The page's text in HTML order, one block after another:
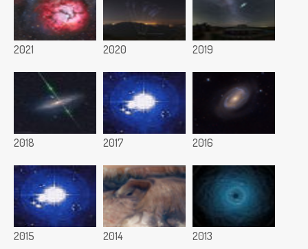
2021 2020 2019
2018 2017 2016
2015 2014 2013